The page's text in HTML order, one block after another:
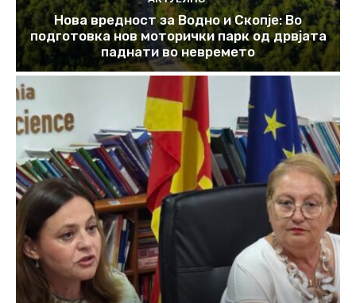
Нова вредност за Водно и Скопје: Во
подготовка нов моторички парк од дрвјата
паднати во невремето